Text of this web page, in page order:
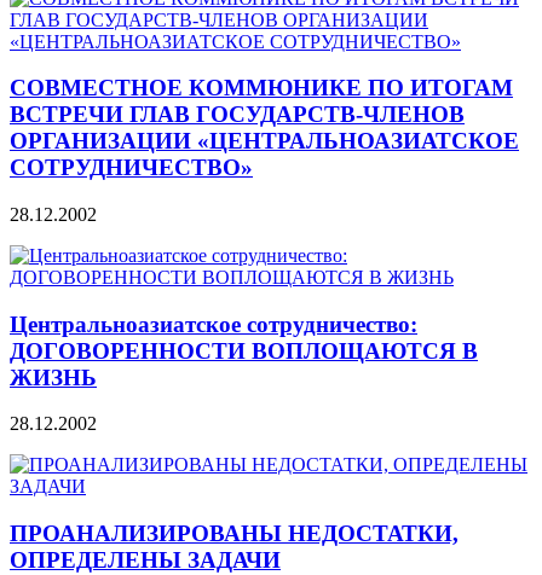
СОВМЕСТНОЕ КОММЮНИКЕ ПО ИТОГАМ
ВСТРЕЧИ ГЛАВ ГОСУДАРСТВ-ЧЛЕНОВ
ОРГАНИЗАЦИИ «ЦЕНТРАЛЬНОАЗИАТСКОЕ
СОТРУДНИЧЕСТВО»
28.12.2002
Центральноазиатское сотрудничество:
ДОГОВОРЕННОСТИ ВОПЛОЩАЮТСЯ В
ЖИЗНЬ
28.12.2002
ПРОАНАЛИЗИРОВАНЫ НЕДОСТАТКИ,
ОПРЕДЕЛЕНЫ ЗАДАЧИ